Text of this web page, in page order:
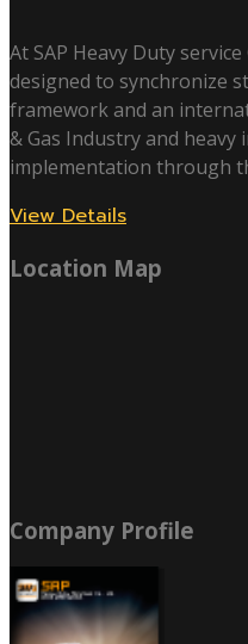
At SAP Heavy Duty
designed to synchronize
framework and an
& Gas Industry and
implementation through
View Details
Location Map
Company Profile